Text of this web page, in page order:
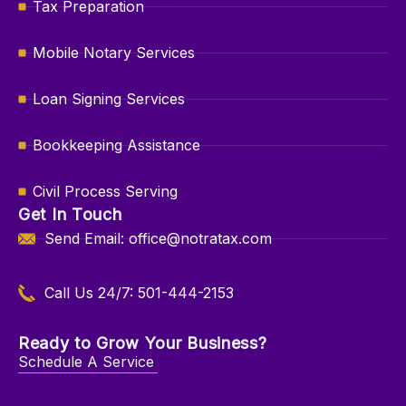
Tax Preparation
Mobile Notary Services
Loan Signing Services
Bookkeeping Assistance
Civil Process Serving
Get In Touch
Send Email: office@notratax.com
Call Us 24/7: 501-444-2153
Ready to Grow Your Business?
Schedule A Service